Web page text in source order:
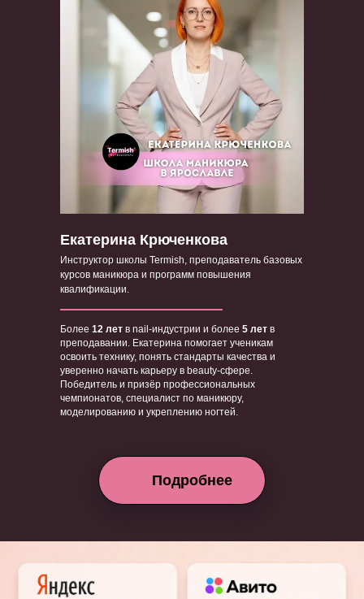
Екатерина Крюченкова
Инструктор школы Termish, преподаватель базовых
курсов маникюра и программ повышения
квалификации.
Более 12 лет в nail-индустрии и более 5 лет в
преподавании. Екатерина помогает ученикам
освоить технику, понять стандарты качества и
уверенно начать карьеру в beauty-сфере.
Победитель и призёр профессиональных
чемпионатов, специалист по маникюру,
моделированию и укреплению ногтей.
Подробнее